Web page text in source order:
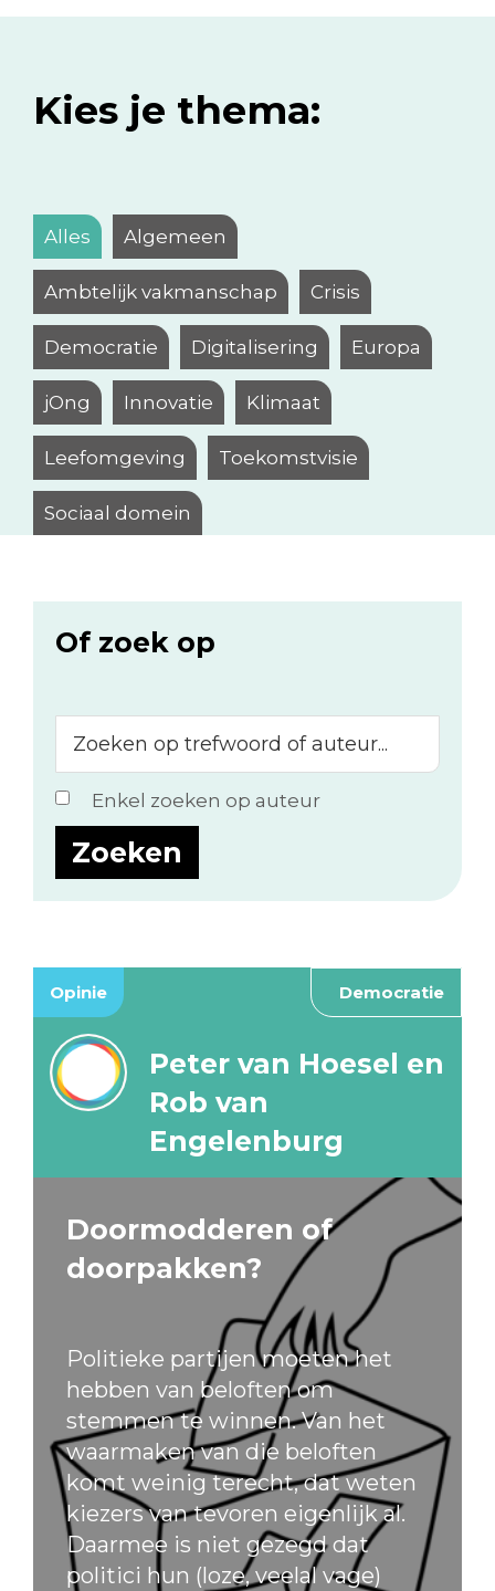
Kies je thema:
Alles Algemeen
Ambtelijk vakmanschap Crisis
Democratie Digitalisering Europa
jOng Innovatie Klimaat
Leefomgeving Toekomstvisie
Sociaal domein
Of zoek op
op
trefwoord
of
auteur...
Enkel zoeken op auteur
Opinie Democratie
Peter van Hoesel en
Rob van
Engelenburg
Doormodderen of
doorpakken?
Politieke partijen moeten het
hebben van beloften om
stemmen te winnen. Van het
waarmaken van die beloften
komt weinig terecht, dat weten
kiezers van tevoren eigenlijk al.
Daarmee is niet gezegd dat
politici hun (loze, veelal vage)